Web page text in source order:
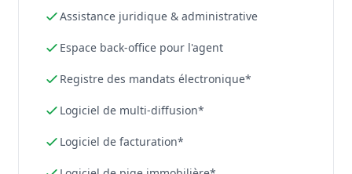
Assistance juridique & administrative
Espace back-office pour l'agent
Registre des mandats électronique*
Logiciel de multi-diffusion*
Logiciel de facturation*